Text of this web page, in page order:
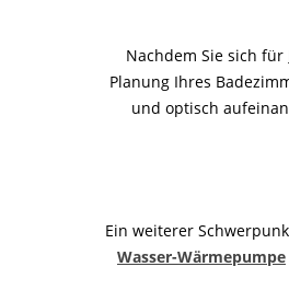
Nachdem Sie sich für
Planung Ihres
und optisch
Ein weiterer
Wasser-Wärmepumpe